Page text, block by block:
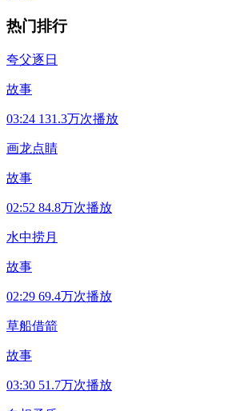
热门排行
夸父逐日
故事
03:24 131.3万次播放
画龙点睛
故事
02:52 84.8万次播放
水中捞月
故事
02:29 69.4万次播放
草船借箭
故事
03:30 51.7万次播放